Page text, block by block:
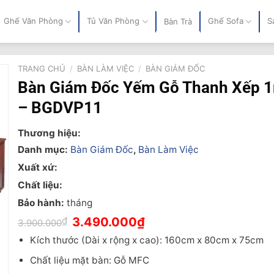
Ghế Văn Phòng Tủ Văn Phòng Bàn Trà Ghế Sofa
TRANG CHỦ / BÀN LÀM VIỆC / BÀN GIÁM ĐỐC
Bàn Giám Đốc Yếm Gỗ Thanh Xếp
– BGDVP11
Thương hiệu:
Danh mục: Bàn Giám Đốc, Bàn Làm Việc
Xuất xứ:
Chất liệu:
Bảo hành: tháng
3.900.000₫ Giá
gốc
là:
3.900.000₫.
3.490.000₫Giá
hiện
tại
là:
3.490.000₫.
Kích thước (Dài x rộng x cao): 160cm x 80cm x 75cm
Chất liệu mặt bàn: Gỗ MFC